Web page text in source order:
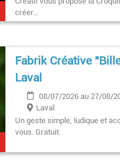
créer…
Fabrik Créative
Laval
08/07/2026 au 27/08/
Laval
Un geste simple, ludique et
vous. Gratuit.